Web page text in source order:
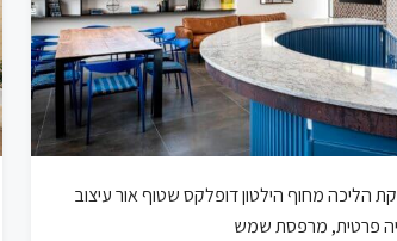
הליכה מחוף הילטון דופלקס שטוף אור עיצוב
פרטית, מרפסת שמש
45,000 ₪
315 מ”ר במפלס אחד נוף פנורמי לים